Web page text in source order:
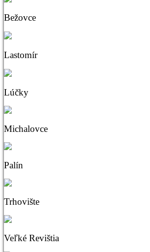
Bežovce
Lastomír
Lúčky
Michalovce
Palín
Trhovište
Veľké Revištia